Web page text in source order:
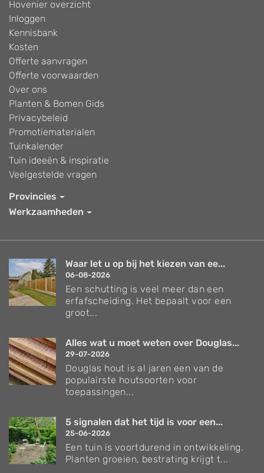
Hovenier overzicht
Inloggen
Kennisbank
Kosten
Offerte aanvragen
Offerte voorwaarden
Over ons
Planten & Bomen Gids
Privacybeleid
Promotiematerialen
Tuinkalender
Tuin ideeën & inspiratie
Veelgestelde vragen
Provincies
Werkzaamheden
Waar let u op bij het kiezen van ee...
06-08-2026
Een schutting is veel meer dan een
erfafscheiding. Het bepaalt voor een
groot...
Alles wat u moet weten over Douglas...
29-07-2026
Douglas hout is al jaren een van de
populairste houtsoorten voor
toepassingen...
5 signalen dat het tijd is voor een...
25-06-2026
Een tuin is voortdurend in ontwikkeling.
Planten groeien, bestrating krijgt t...